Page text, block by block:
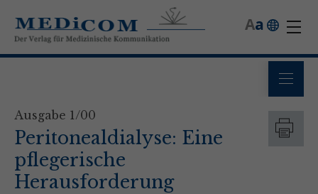
a
A
Ausgabe 1/00
Peritonealdialyse: Eine
pflegerische
Herausforderung